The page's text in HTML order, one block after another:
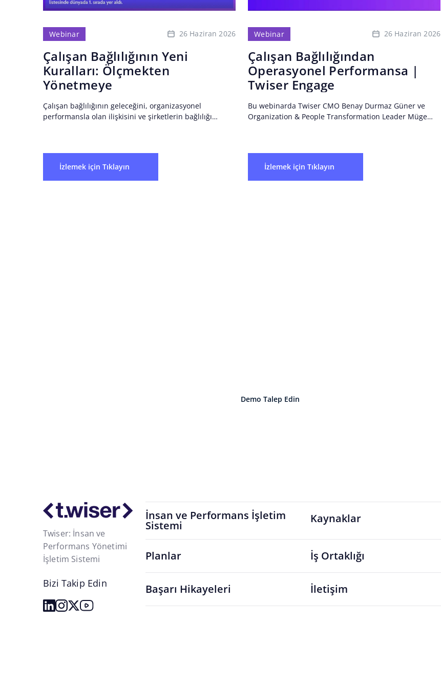
Webinar 26 Haziran 2026
Çalışan Bağlılığının Yeni
Kuralları: Ölçmekten
Yönetmeye
Çalışan bağlılığının geleceğini, organizasyonel
performansla olan ilişkisini ve şirketlerin bağlılığı
İzlemek için Tıklayın
Webinar 26 Haziran 2026
Çalışan Bağlılığından
Operasyonel Performansa |
Twiser Engage
Bu webinarda Twiser CMO Benay Durmaz Güner ve
Organization & People Transformation Leader Müge
İzlemek için Tıklayın
Demo Talep Edin
Twiser: İnsan ve
Performans Yönetimi
İşletim Sistemi
Bizi Takip Edin
İnsan ve Performans İşletim
Sistemi
Kaynaklar
Planlar İş Ortaklığı
Başarı Hikayeleri İletişim